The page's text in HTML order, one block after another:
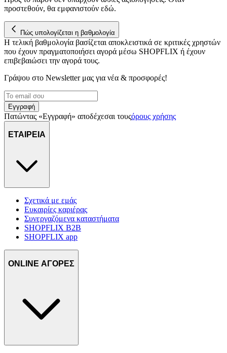
προστεθούν, θα εμφανιστούν εδώ.
Πώς υπολογίζεται η βαθμολογία
Η τελική βαθμολογία βασίζεται αποκλειστικά σε κριτικές χρηστών
που έχουν πραγματοποιήσει αγορά μέσω SHOPFLIX ή έχουν
επιβεβαιώσει την αγορά τους.
Γράψου στο Νewsletter μας για νέα & προσφορές!
Εγγραφή
Πατώντας «Εγγραφή» αποδέχεσαι τουςόρους χρήσης
ΕΤΑΙΡΕΙΑ
Σχετικά με εμάς
Ευκαιρίες καριέρας
Συνεργαζόμενα καταστήματα
SHOPFLIX B2B
SHOPFLIX app
ONLINE ΑΓΟΡΕΣ